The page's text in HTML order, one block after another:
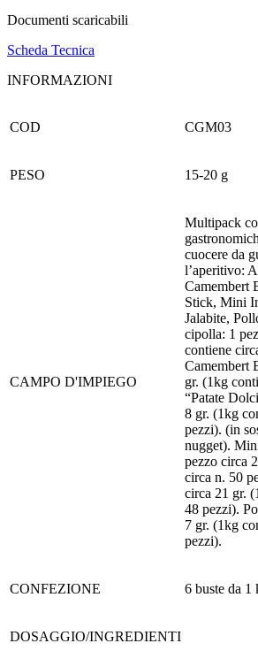
Documenti scaricabili
Scheda Tecnica
INFORMAZIONI
COD CGM03
PESO 15-20 g
CAMPO D'IMPIEGO
Multipack
cuocere da
l’aperitivo:
Camembert
Stick, Mini
Jalabite,
cipolla: 1
contiene
Camembert
gr. (1kg
“Patate
8 gr. (1kg
pezzi). (in
nugget).
pezzo circa
circa n. 50
circa 21 gr.
48 pezzi).
7 gr. (1kg
pezzi).
CONFEZIONE 6 buste da 1
DOSAGGIO/INGREDIENTI